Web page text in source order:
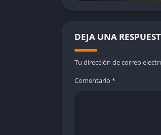
DEJA UNA
Tu dirección de correo
Comentario *